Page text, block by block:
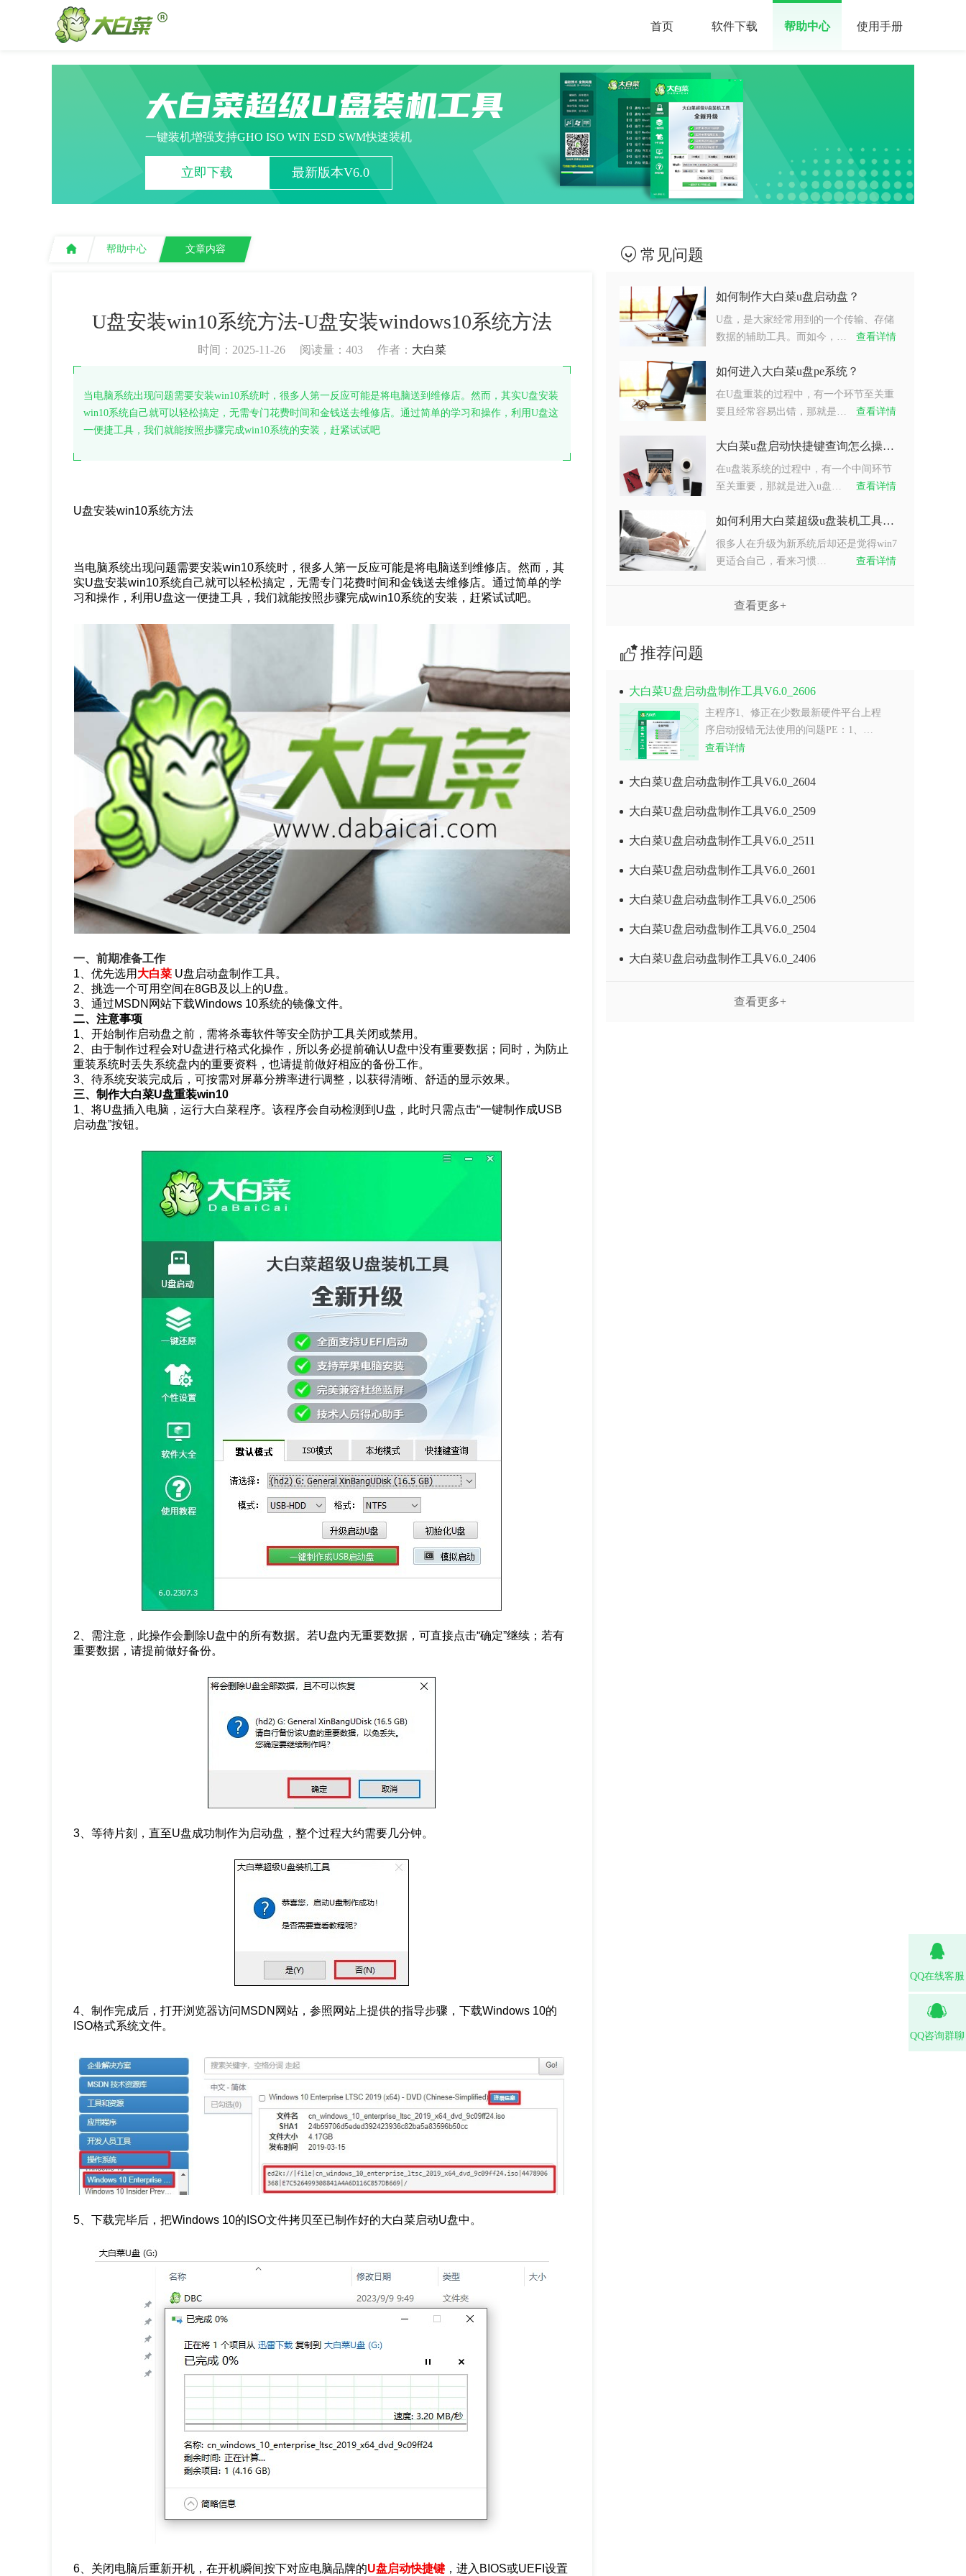
首页 软件下载 帮助中心 使用手册
大白菜超级U盘装机工具
一键装机增强支持GHO ISO WIN ESD SWM快速装机
立即下载 最新版本V6.0
帮助中心 文章内容
U盘安装win10系统方法-U盘安装windows10系统方法
时间：2025-11-26 阅读量： 403 作者： 大白菜
当电脑系统出现问题需要安装win10系统时，很多人第一反应可能是将电脑送到维修店。然而，其实U盘安装
win10系统自己就可以轻松搞定，无需专门花费时间和金钱送去维修店。通过简单的学习和操作，利用U盘这
一便捷工具，我们就能按照步骤完成win10系统的安装，赶紧试试吧
U盘安装win10系统方法
当电脑系统出现问题需要安装win10系统时，很多人第一反应可能是将电脑送到维修店。然而，其
实U盘安装win10系统自己就可以轻松搞定，无需专门花费时间和金钱送去维修店。通过简单的学
习和操作，利用U盘这一便捷工具，我们就能按照步骤完成win10系统的安装，赶紧试试吧。
一、前期准备工作
1、优先选用 大白菜 U盘启动盘制作工具。
2、挑选一个可用空间在8GB及以上的U盘。
3、通过MSDN网站下载Windows 10系统的镜像文件。
二、注意事项
1、开始制作启动盘之前，需将杀毒软件等安全防护工具关闭或禁用。
2、由于制作过程会对U盘进行格式化操作，所以务必提前确认U盘中没有重要数据；同时，为防止
重装系统时丢失系统盘内的重要资料，也请提前做好相应的备份工作。
3、待系统安装完成后，可按需对屏幕分辨率进行调整，以获得清晰、舒适的显示效果。
三、制作大白菜U盘重装win10
1、将U盘插入电脑，运行大白菜程序。该程序会自动检测到U盘，此时只需点击“一键制作成USB
启动盘”按钮。
2、需注意，此操作会删除U盘中的所有数据。若U盘内无重要数据，可直接点击“确定”继续；若有
重要数据，请提前做好备份。
3、等待片刻，直至U盘成功制作为启动盘，整个过程大约需要几分钟。
4、制作完成后，打开浏览器访问MSDN网站，参照网站上提供的指导步骤，下载Windows 10的
ISO格式系统文件。
5、下载完毕后，把Windows 10的ISO文件拷贝至已制作好的大白菜启动U盘中。
6、关闭电脑后重新开机，在开机瞬间按下对应电脑品牌的U盘启动快捷键 ，进入BIOS或UEFI设置
常见问题
如何制作大白菜u盘启动盘？
U盘，是大家经常用到的一个传输、存储
数据的辅助工具。而如今，…
查看详情
如何进入大白菜u盘pe系统？
在U盘重装的过程中，有一个环节至关重
要且经常容易出错，那就是…
查看详情
大白菜u盘启动快捷键查询怎么操作？
在u盘装系统的过程中，有一个中间环节
至关重要，那就是进入u盘…
查看详情
如何利用大白菜超级u盘装机工具重装系统win7？
很多人在升级为新系统后却还是觉得win7
更适合自己，看来习惯…
查看详情
查看更多+
推荐问题
大白菜U盘启动盘制作工具V6.0_2606
主程序1、修正在少数最新硬件平台上程
序启动报错无法使用的问题PE：1、…
查看详情
大白菜U盘启动盘制作工具V6.0_2604
大白菜U盘启动盘制作工具V6.0_2509
大白菜U盘启动盘制作工具V6.0_2511
大白菜U盘启动盘制作工具V6.0_2601
大白菜U盘启动盘制作工具V6.0_2506
大白菜U盘启动盘制作工具V6.0_2504
大白菜U盘启动盘制作工具V6.0_2406
查看更多+
QQ在线客服
QQ咨询群聊